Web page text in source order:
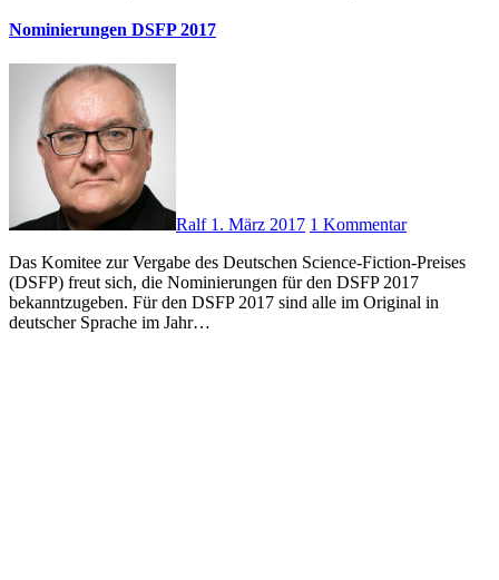
Nominierungen DSFP 2017
Ralf 1. März 2017 1 Kommentar
Das Komitee zur Vergabe des Deutschen Science-Fiction-Preises
(DSFP) freut sich, die Nominierungen für den DSFP 2017
bekanntzugeben. Für den DSFP 2017 sind alle im Original in
deutscher Sprache im Jahr…